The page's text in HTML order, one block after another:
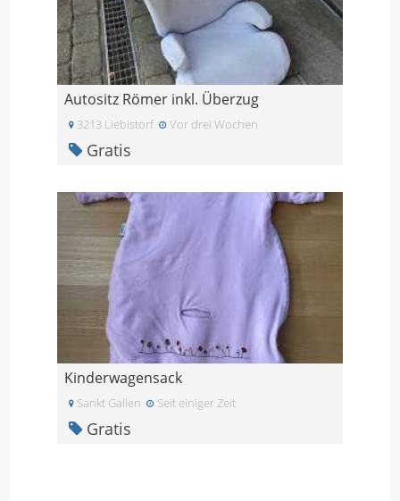
Autositz Römer inkl. Überzug
3213 Liebistorf Vor drei Wochen
Gratis
Kinderwagensack
Sankt Gallen Seit einiger Zeit
Gratis